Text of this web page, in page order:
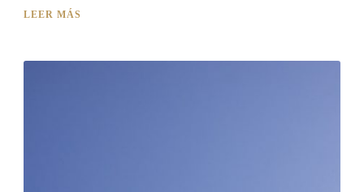
LEER MÁS